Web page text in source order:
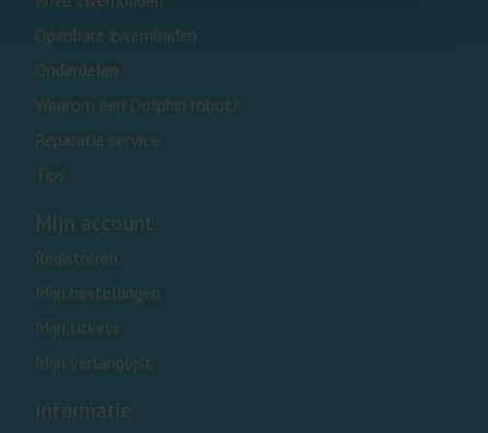
Openbare zwembaden
Onderdelen
Waarom een Dolphin robot?
Reparatie service
Tips
Mijn account
Registreren
Mijn bestellingen
Mijn tickets
Mijn verlanglijst
Informatie